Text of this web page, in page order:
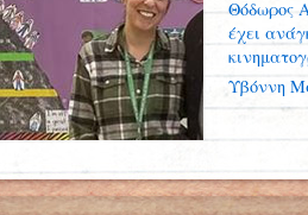
Θόδωρος
έχει
Υβόννη